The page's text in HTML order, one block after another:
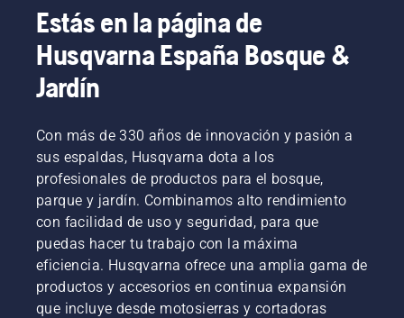
maneras
de hacer
que
brillen de
nuevo:
Estás en la página de
Husqvarna España Bosque &
Jardín
Con más de 330 años de innovación y pasión a
sus espaldas, Husqvarna dota a los
profesionales de productos para el bosque,
parque y jardín. Combinamos alto rendimiento
con facilidad de uso y seguridad, para que
puedas hacer tu trabajo con la máxima
eficiencia. Husqvarna ofrece una amplia gama de
productos y accesorios en continua expansión
que incluye desde motosierras y cortadoras